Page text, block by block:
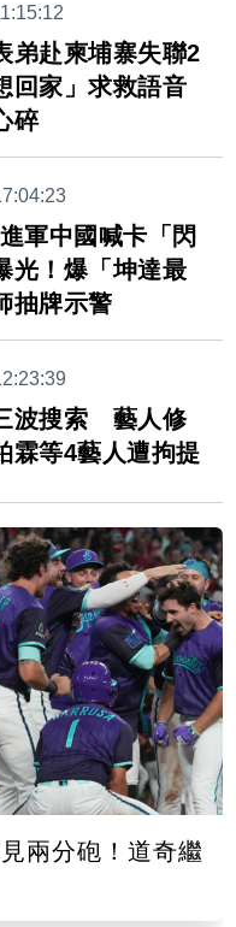
弟赴柬埔寨失聯2
回家」求救語音
碎
軍中國喊卡「閃
光！爆「坤達最
抽牌示警
波搜索 藝人修
霖等4藝人遭拘提
兩分砲！道奇繼